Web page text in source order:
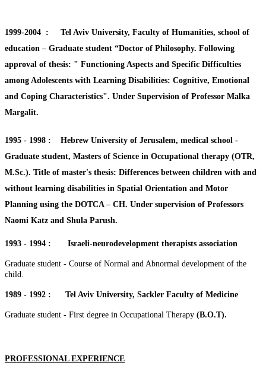
1999-2004 : Tel Aviv University, Faculty of Humanities, school of
education – Graduate student “Doctor of Philosophy. Following
approval of thesis: " Functioning Aspects and Specific Difficulties
among Adolescents with Learning Disabilities: Cognitive, Emotional
and Coping Characteristics". Under Supervision of Professor Malka
Margalit.
1995 - 1998 : Hebrew University of Jerusalem, medical school -
Graduate student, Masters of Science in Occupational therapy (OTR,
M.Sc.). Title of master's thesis: Differences between children with and
without learning disabilities in Spatial Orientation and Motor
Planning using the DOTCA – CH. Under supervision of Professors
Naomi Katz and Shula Parush.
1993 - 1994 : Israeli-neurodevelopment therapists association
Graduate student - Course of Normal and Abnormal development of the
child.
1989 - 1992 : Tel Aviv University, Sackler Faculty of Medicine
Graduate student - First degree in Occupational Therapy (B.O.T).
PROFESSIONAL EXPERIENCE